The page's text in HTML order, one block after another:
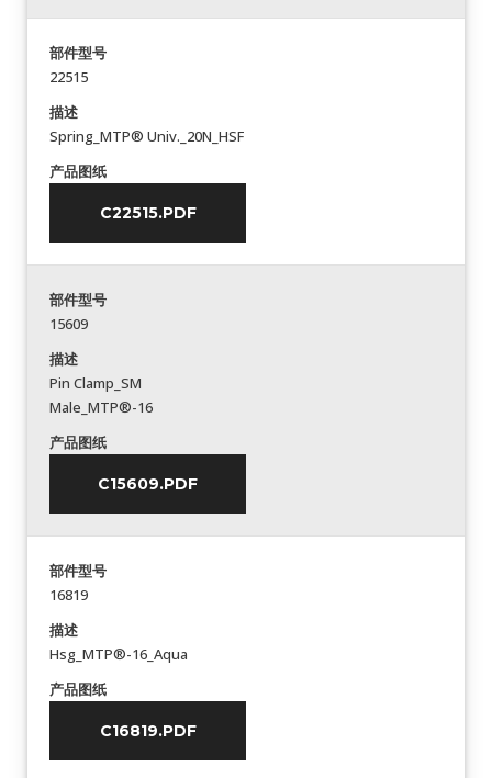
部件型号
22515
描述
Spring_MTP® Univ._20N_HSF
产品图纸
C22515.PDF
部件型号
15609
描述
Pin Clamp_SM
Male_MTP®-16
产品图纸
C15609.PDF
部件型号
16819
描述
Hsg_MTP®-16_Aqua
产品图纸
C16819.PDF